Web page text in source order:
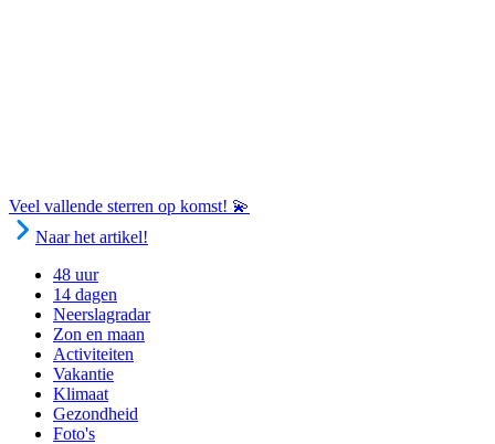
Veel vallende sterren op komst! 💫
Naar het artikel!
48 uur
14 dagen
Neerslagradar
Zon en maan
Activiteiten
Vakantie
Klimaat
Gezondheid
Foto's